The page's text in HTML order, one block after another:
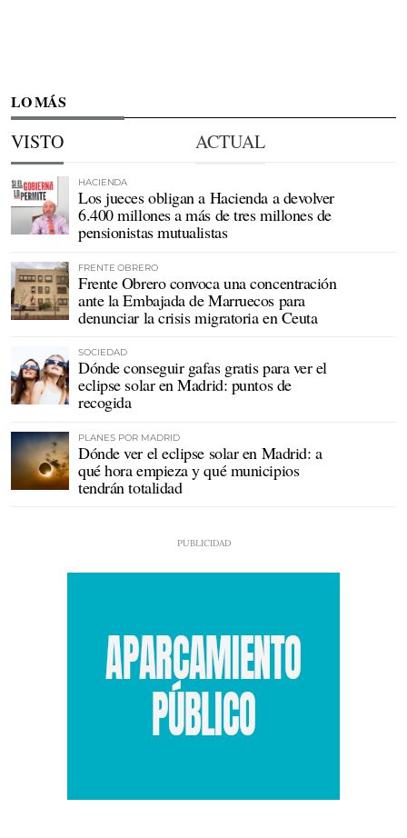
LO MÁS
VISTO ACTUAL
HACIENDA
Los jueces obligan a Hacienda a devolver
6.400 millones a más de tres millones de
pensionistas mutualistas
FRENTE OBRERO
Frente Obrero convoca una concentración
ante la Embajada de Marruecos para
denunciar la crisis migratoria en Ceuta
SOCIEDAD
Dónde conseguir gafas gratis para ver el
eclipse solar en Madrid: puntos de
recogida
PLANES POR MADRID
Dónde ver el eclipse solar en Madrid: a
qué hora empieza y qué municipios
tendrán totalidad